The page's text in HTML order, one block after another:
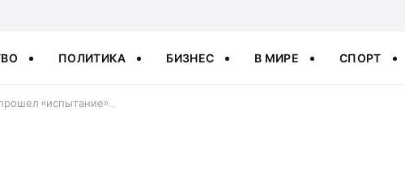
ПОЛИТИКА БИЗНЕС В МИРЕ СПОРТ
«испытание»…